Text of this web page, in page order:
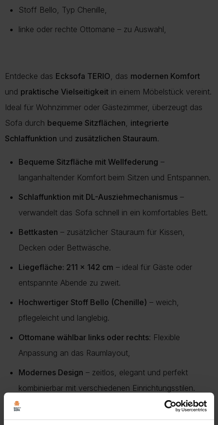
Stoff Bello, Typ Chenille,
linke oder rechte Ottomane – zu Auswahl,
Entdecke das Ecksofa TERIO, das modernen Komfort
und praktische Vielseitigkeit in einem Möbelstück vereint.
Ideal für Wohnzimmer oder Gästezimmer, überzeugt das
Sofa durch bequeme Sitzflächen, integrierte
Schlaffunktion und zusätzlichen Stauraum.
Bequeme Sitzfläche mit Wellfederung –
langanhaltender Komfort beim Sitzen und Entspannen.
Schlaffunktion mit DL-Ausziehmechanismus –
verwandelt das Sofa schnell in ein komfortables Bett.
Bettkasten – zusätzlicher Stauraum für Kissen,
Decken oder Bettwäsche.
Liegefläche: 211 x 142 cm – ideal für Gäste oder
entspannte Abende zu zweit.
Hochwertiger Stoff Bello (Chenille) – weich,
pflegeleicht und langlebig.
Ottomane wählbar links oder rechts: Flexible
Anpassung an das Raumlayout,
Modernes Design – zeitlos, elegant und perfekt
kombinierbar mit verschiedenen Einrichtungsstilen.
Das
bequemer Sitz- und